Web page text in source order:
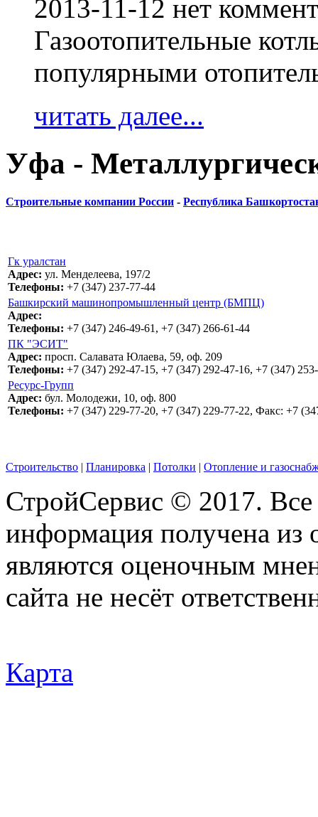
2013-11-12 нет
Газоотопительные
популярными
читать далее...
Уфа -
Строительные компании России - Республика
Гк уралстан
Адрес: ул. Менделеева, 197/2
Телефоны: +7 (347) 237-77-44
Башкирский машинопромышленный центр (БМПЦ)
Адрес:
Телефоны: +7 (347) 246-49-61, +7 (347) 266-61-44
ПК "ЭСИТ"
Адрес: просп. Салавата Юлаева, 59, оф. 209
Телефоны: +7 (347) 292-47-15, +7 (347) 292-47-16, +7 (347)
Ресурс-Групп
Адрес: бул. Молодежи, 10, оф. 800
Телефоны: +7 (347) 229-77-20, +7 (347) 229-77-22, Факс: +7
Строительство | Планировка | Потолки | Отопление и
СтройСервис © 2017.
информация получена из
являются оценочным
сайта не несёт
Карта